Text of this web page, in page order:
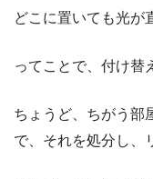
どこに置いても光
ってことで、付け替
ちょうど、ちがう部
で、それを処分し、